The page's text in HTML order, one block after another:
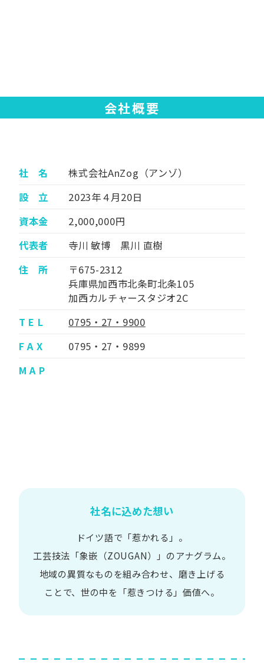
会社概要
社 名
株式会社AnZog（アンゾ）
設 立
2023年４月20日
資本金
2,000,000円
代表者
寺川 敏博 黒川 直樹
住 所
〒675-2312
兵庫県加西市北条町北条105
加西カルチャースタジオ2C
T E L
0795・27・9900
F A X
0795・27・9899
M A P
社名に込めた想い
ドイツ語で​「惹かれる」。
工芸技法​「象嵌​（ZOUGAN）」の​アナグラム。
地域の​異質な​ものを​組み合わせ、 磨き上げる​
ことで、 世の​中を​「惹きつける」価値へ。​